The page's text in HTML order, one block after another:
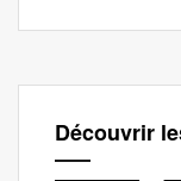
Découvrir